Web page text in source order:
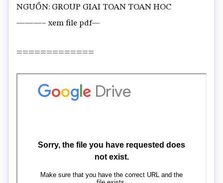
NGUỒN: GROUP GIAI TOAN TOAN HOC
———– xem file pdf—
=============